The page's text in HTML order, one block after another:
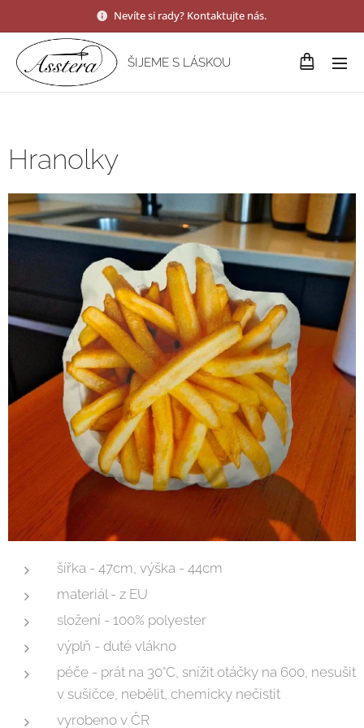
Nevíte si rady? Kontaktujte nás.
ŠIJEME S LÁSKOU
Hranolky
šířka - 47cm, výška - 44cm
materiál - z EU
složení - 100% polyester
výplň - duté vlákno
péče - prát na 30°C, snížit otáčky na 600, nesušit
v sušičce, nebělit, chemicky nečistit
vyrobeno v ČR